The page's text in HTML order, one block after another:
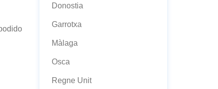
Donostia
Garrotxa
Màlaga
Osca
Regne Unit